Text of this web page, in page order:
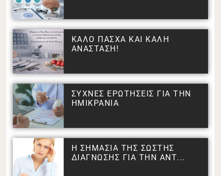
ΚΑΛΟ ΠΑΣΧΑ ΚΑΙ ΚΑΛΗ
ΑΝΑΣΤΑΣΗ!
ΣΥΧΝΕΣ ΕΡΩΤΗΣΕΙΣ ΓΙΑ ΤΗΝ
ΗΜΙΚΡΑΝΙΑ
Η ΣΗΜΑΣΙΑ ΤΗΣ ΣΩΣΤΗΣ
ΔΙΑΓΝΩΣΗΣ ΓΙΑ ΤΗΝ ΑΝΤ...